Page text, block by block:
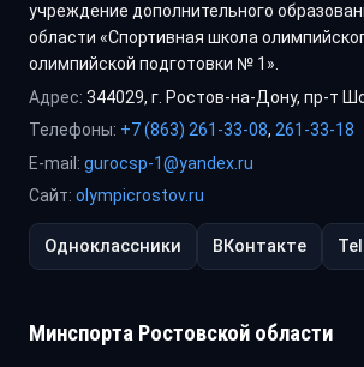
учреждение дополнительного
области «Спортивная школа
олимпийской подготовки № 1».
Адрес: 344029, г. Ростов-на-Дону, пр-т
Телефоны: +7 (863) 261-33-08, 261-33-18
E-mail: gurocsp-1@yandex.ru
Сайт: olympicrostov.ru
Одноклассники ВКонтакте
Минспорта Ростовской области